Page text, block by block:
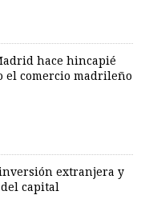
hace hincapié
el comercio madrileño
extranjera y
capital